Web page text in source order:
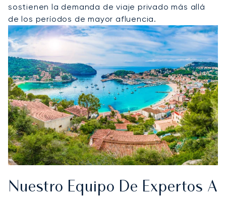
sostienen la demanda de viaje privado más allá
de los períodos de mayor afluencia.
Nuestro Equipo De Expertos A